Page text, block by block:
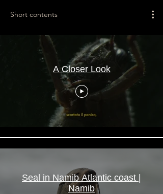
Short contents
A Closer Look
Seal in Namib Atlantic coast |
Namib